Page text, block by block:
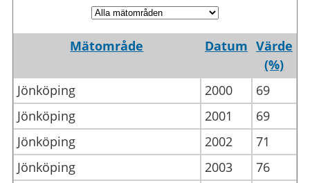
Mätområde Datum Värde
(%)
Jönköping
2000
69
Jönköping
2001
69
Jönköping
2002
71
Jönköping
2003
76